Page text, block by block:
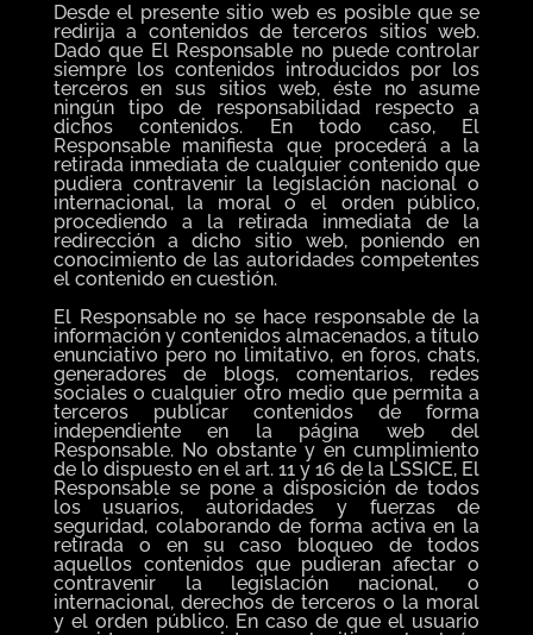
Desde el presente sitio web es posible que se
redirija a contenidos de terceros sitios web.
Dado que El Responsable no puede controlar
siempre los contenidos introducidos por los
terceros en sus sitios web, éste no asume
ningún tipo de responsabilidad respecto a
dichos contenidos. En todo caso, El
Responsable manifiesta que procederá a la
retirada inmediata de cualquier contenido que
pudiera contravenir la legislación nacional o
internacional, la moral o el orden público,
procediendo a la retirada inmediata de la
redirección a dicho sitio web, poniendo en
conocimiento de las autoridades competentes
el contenido en cuestión.
El Responsable no se hace responsable de la
información y contenidos almacenados, a título
enunciativo pero no limitativo, en foros, chats,
generadores de blogs, comentarios, redes
sociales o cualquier otro medio que permita a
terceros publicar contenidos de forma
independiente en la página web del
Responsable. No obstante y en cumplimiento
de lo dispuesto en el art. 11 y 16 de la LSSICE, El
Responsable se pone a disposición de todos
los usuarios, autoridades y fuerzas de
seguridad, colaborando de forma activa en la
retirada o en su caso bloqueo de todos
aquellos contenidos que pudieran afectar o
contravenir la legislación nacional, o
internacional, derechos de terceros o la moral
y el orden público. En caso de que el usuario